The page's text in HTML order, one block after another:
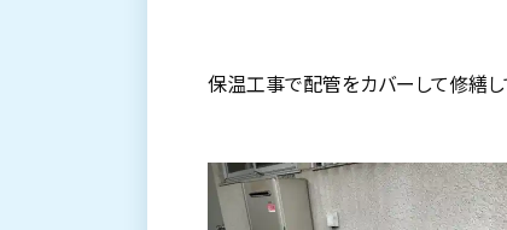
保温工事で配管をカバーして修繕し